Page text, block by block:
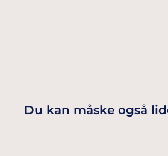
Du kan måske også